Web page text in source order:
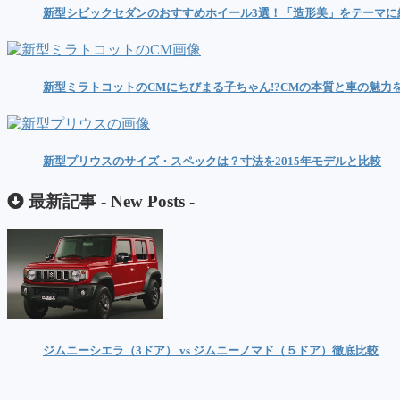
新型シビックセダンのおすすめホイール3選！「造形美」をテーマに
新型ミラトコットのCMにちびまる子ちゃん!?CMの本質と車の魅力
新型プリウスのサイズ・スペックは？寸法を2015年モデルと比較
最新記事 - New Posts -
ジムニーシエラ（3ドア） vs ジムニーノマド（５ドア）徹底比較